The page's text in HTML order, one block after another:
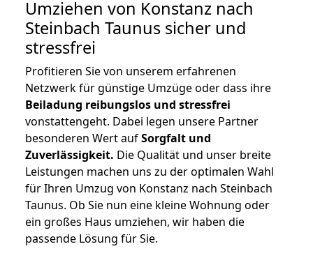
Umziehen von Konstanz nach
Steinbach Taunus sicher und
stressfrei
Profitieren Sie von unserem erfahrenen
Netzwerk für günstige Umzüge oder dass ihre
Beiladung reibungslos und stressfrei
vonstattengeht. Dabei legen unsere Partner
besonderen Wert aufSorgfalt und
Zuverlässigkeit. Die Qualität und unser breite
Leistungen machen uns zu der optimalen Wahl
für Ihren Umzug von Konstanz nach Steinbach
Taunus. Ob Sie nun eine kleine Wohnung oder
ein großes Haus umziehen, wir haben die
passende Lösung für Sie.